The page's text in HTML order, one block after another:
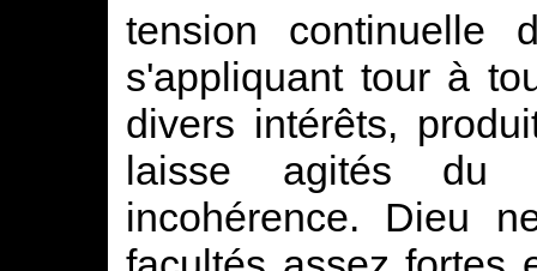
tension continuelle
s'appliquant tour à
divers intérêts,
laisse agités du
incohérence. Dieu